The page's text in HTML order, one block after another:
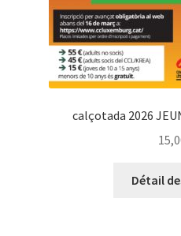
calçotada 2026
Détail